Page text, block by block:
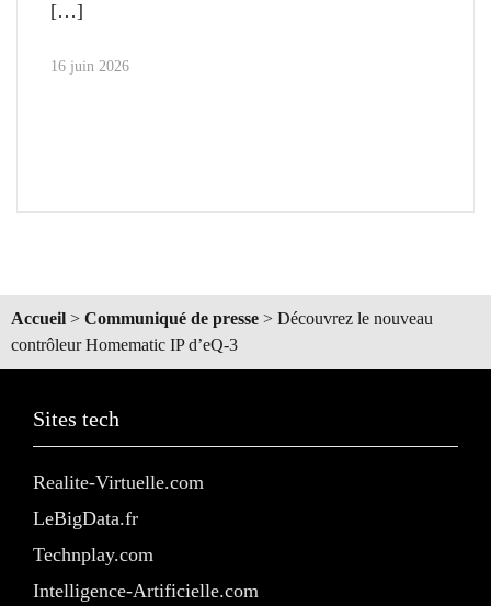
16 juin 2026
Accueil > Communiqué de presse > Découvrez le nouveau
contrôleur Homematic IP d’eQ-3
Sites tech
Realite-Virtuelle.com
LeBigData.fr
Technplay.com
Intelligence-Artificielle.com